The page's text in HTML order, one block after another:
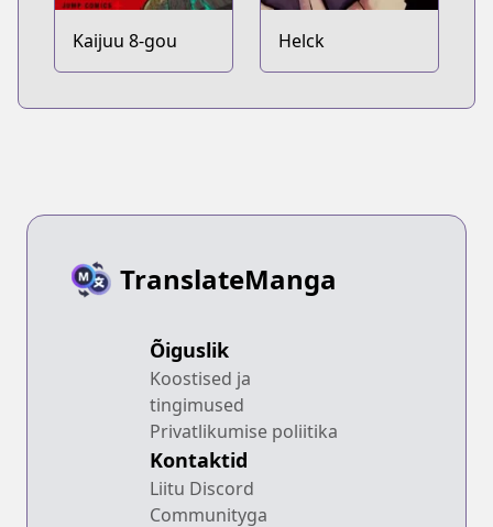
Kaijuu 8-gou Helck
TranslateManga
Õiguslik
Koostised ja
tingimused
Privatlikumise poliitika
Kontaktid
Liitu Discord
Communityga